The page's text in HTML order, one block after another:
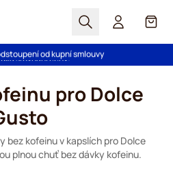
Hledat Košík
doprava nad 1000,00Kč
od kupní smlouvy
pro Dolce
bez kofeinu v kapslích pro Dolce
plnou chuť bez dávky kofeinu.